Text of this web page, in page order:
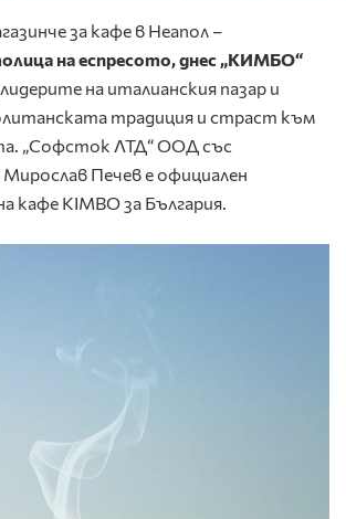
за кафе в Неапол –
на еспресото, днес „КИМБО“
на италианския пазар и
традиция и страст към
„Софсток ЛТД“ ООД със
Печев е официален
кафе KIMBO за България.